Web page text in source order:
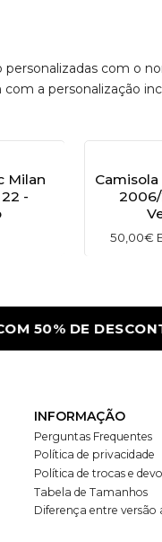
com o
com a personalização
Milan
-
2006/
50,00€
50% DE DESCONTO
INFORMAÇÃO
Perguntas Frequentes
Política de privacidade
Política de trocas e
Tabela de Tamanhos
Diferença entre